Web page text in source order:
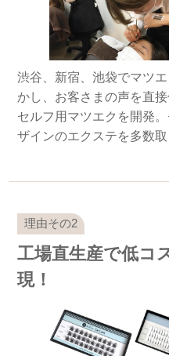
渋谷、新宿、池袋でマツ
かし、お客さまの声を直
セルフ用マツエクを開発
ザインのエクステを多数取
工場直生産で低コ
現！